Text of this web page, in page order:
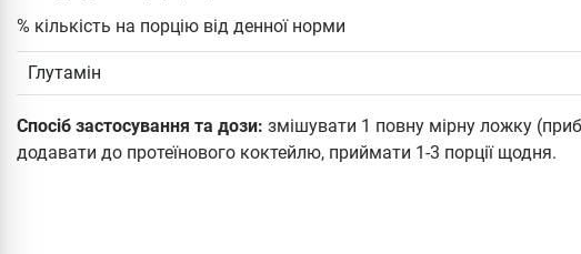
% кількість на порцію від денної норми
Глутамін
Спосіб застосування та дози: змішувати 1 повну мірну ложку
додавати до протеїнового коктейлю, приймати 1-3 порції щодня.